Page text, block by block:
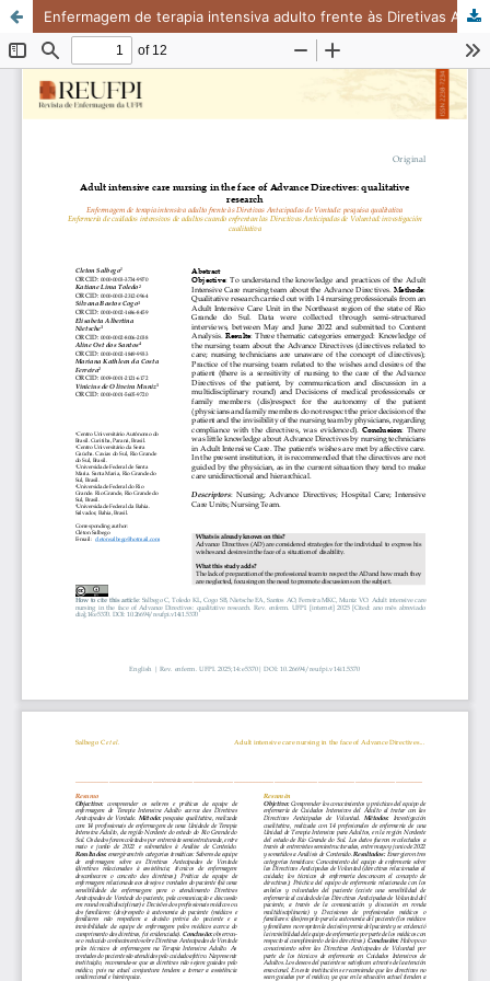
Enfermagem de terapia intensiva adulto frente às Diretivas Antecipadas de Vontade: pesquisa qualitativa